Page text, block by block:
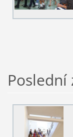
Poslední